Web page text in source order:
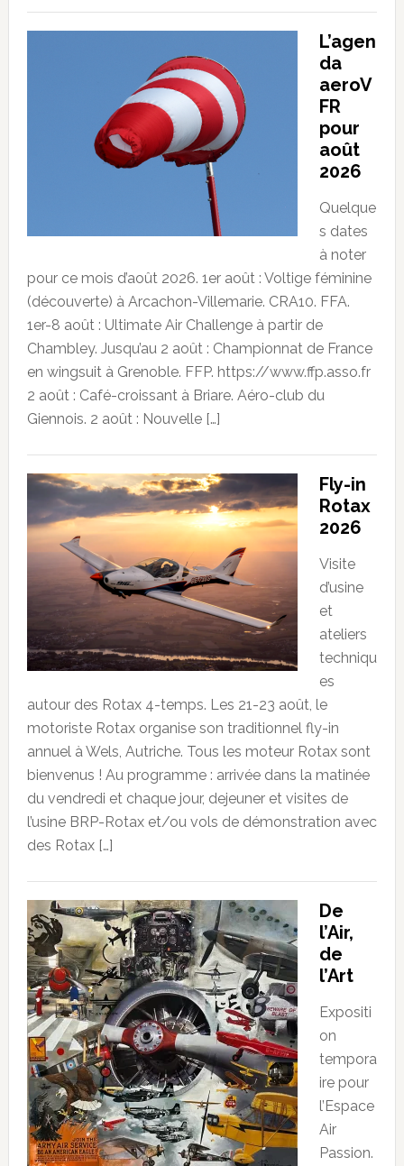
L’agen
da
aeroV
FR
pour
août
2026
Quelque
s dates
à noter
pour ce mois d’août 2026. 1er août : Voltige féminine
(découverte) à Arcachon-Villemarie. CRA10. FFA.
1er-8 août : Ultimate Air Challenge à partir de
Chambley. Jusqu’au 2 août : Championnat de France
en wingsuit à Grenoble. FFP. https://www.ffp.asso.fr
2 août : Café-croissant à Briare. Aéro-club du
Giennois. 2 août : Nouvelle […]
Fly-in
Rotax
2026
Visite
d’usine
et
ateliers
techniqu
es
autour des Rotax 4-temps. Les 21-23 août, le
motoriste Rotax organise son traditionnel fly-in
annuel à Wels, Autriche. Tous les moteur Rotax sont
bienvenus ! Au programme : arrivée dans la matinée
du vendredi et chaque jour, dejeuner et visites de
l’usine BRP-Rotax et/ou vols de démonstration avec
des Rotax […]
De
l’Air,
de
l’Art
Expositi
on
tempora
ire pour
l’Espace
Air
Passion.